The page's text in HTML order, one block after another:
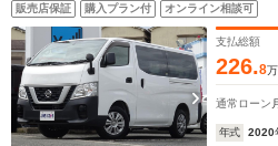
販売店保証 購入プラン付 オンライン相談可
支払総額
226.8
通常ローン
年式 2020